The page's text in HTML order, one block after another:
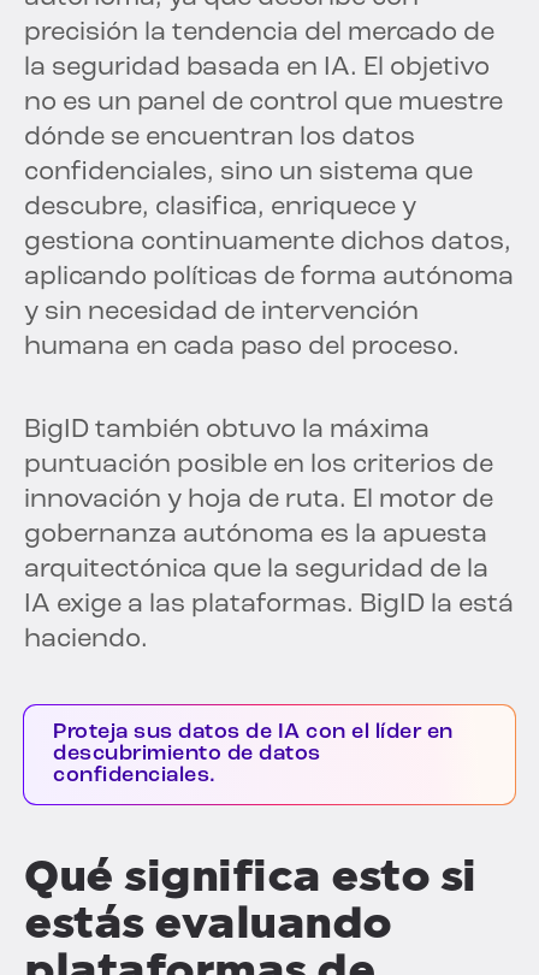
precisión la tendencia del mercado de
la seguridad basada en IA. El objetivo
no es un panel de control que muestre
dónde se encuentran los datos
confidenciales, sino un sistema que
descubre, clasifica, enriquece y
gestiona continuamente dichos datos,
aplicando políticas de forma autónoma
y sin necesidad de intervención
humana en cada paso del proceso.
BigID también obtuvo la máxima
puntuación posible en los criterios de
innovación y hoja de ruta. El motor de
gobernanza autónoma es la apuesta
arquitectónica que la seguridad de la
IA exige a las plataformas. BigID la está
haciendo.
Proteja sus datos de IA con el líder en
descubrimiento de datos
confidenciales.
Qué significa esto si
estás evaluando